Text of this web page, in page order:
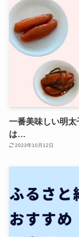
一番美味しい明
は…
2023年10月12日